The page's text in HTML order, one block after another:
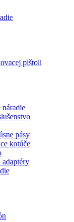
pištoli
náradie
pásy
kotúče